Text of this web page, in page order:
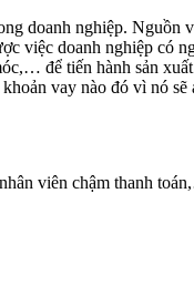
doanh nghiệp. Nguồn
việc doanh nghiệp có
để tiến hành sản
vay nào đó vì nó
viên chậm thanh